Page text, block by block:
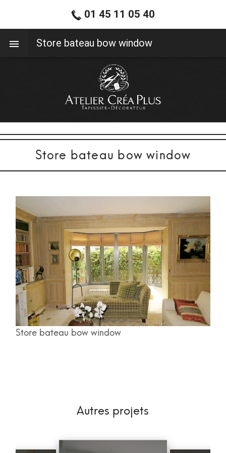
Store bateau bow window
Store bateau bow window
Autres projets
01 45 11 05 40
Store bateau bow window